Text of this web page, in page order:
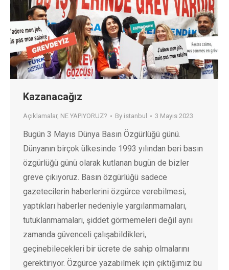
Kazanacağız
Açıklamalar, NE YAPIYORUZ? By istanbul 3 Mayıs 2023
Bugün 3 Mayıs Dünya Basın Özgürlüğü günü.
Dünyanın birçok ülkesinde 1993 yılından beri basın
özgürlüğü günü olarak kutlanan bugün de bizler
greve çıkıyoruz. Basın özgürlüğü sadece
gazetecilerin haberlerini özgürce verebilmesi,
yaptıkları haberler nedeniyle yargılanmamaları,
tutuklanmamaları, şiddet görmemeleri değil aynı
zamanda güvenceli çalışabildikleri,
geçinebilecekleri bir ücrete de sahip olmalarını
gerektiriyor. Özgürce yazabilmek için çıktığımız bu